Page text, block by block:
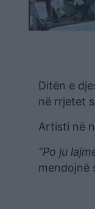
Ditën e
në rrjetet
Artisti në
“Po ju
mendojnë